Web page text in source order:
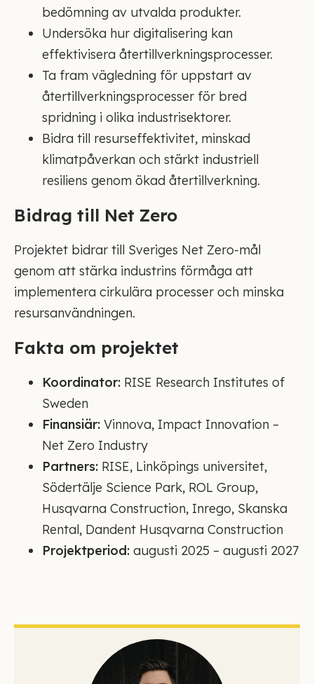
bedömning av utvalda produkter.
Undersöka hur digitalisering kan
effektivisera återtillverkningsprocesser.
Ta fram vägledning för uppstart av
återtillverkningsprocesser för bred
spridning i olika industrisektorer.
Bidra till resurseffektivitet, minskad
klimatpåverkan och stärkt industriell
resiliens genom ökad återtillverkning.
Bidrag till Net Zero
Projektet bidrar till Sveriges Net Zero-mål
genom att stärka industrins förmåga att
implementera cirkulära processer och minska
resursanvändningen.
Fakta om projektet
Koordinator: RISE Research Institutes of
Sweden
Finansiär: Vinnova, Impact Innovation –
Net Zero Industry
Partners: RISE, Linköpings universitet,
Södertälje Science Park, ROL Group,
Husqvarna Construction, Inrego, Skanska
Rental, Dandent Husqvarna Construction
Projektperiod: augusti 2025 – augusti 2027